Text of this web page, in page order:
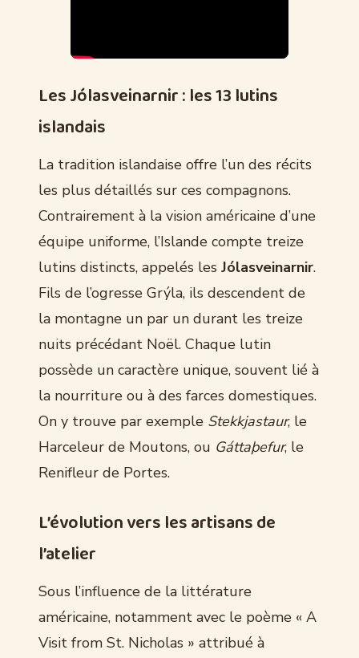
Les Jólasveinarnir : les 13 lutins
islandais
La tradition islandaise offre l’un des récits
les plus détaillés sur ces compagnons.
Contrairement à la vision américaine d’une
équipe uniforme, l’Islande compte treize
lutins distincts, appelés les Jólasveinarnir.
Fils de l’ogresse Grýla, ils descendent de
la montagne un par un durant les treize
nuits précédant Noël. Chaque lutin
possède un caractère unique, souvent lié à
la nourriture ou à des farces domestiques.
On y trouve par exemple Stekkjastaur, le
Harceleur de Moutons, ou Gáttaþefur, le
Renifleur de Portes.
L’évolution vers les artisans de
l’atelier
Sous l’influence de la littérature
américaine, notamment avec le poème « A
Visit from St. Nicholas » attribué à